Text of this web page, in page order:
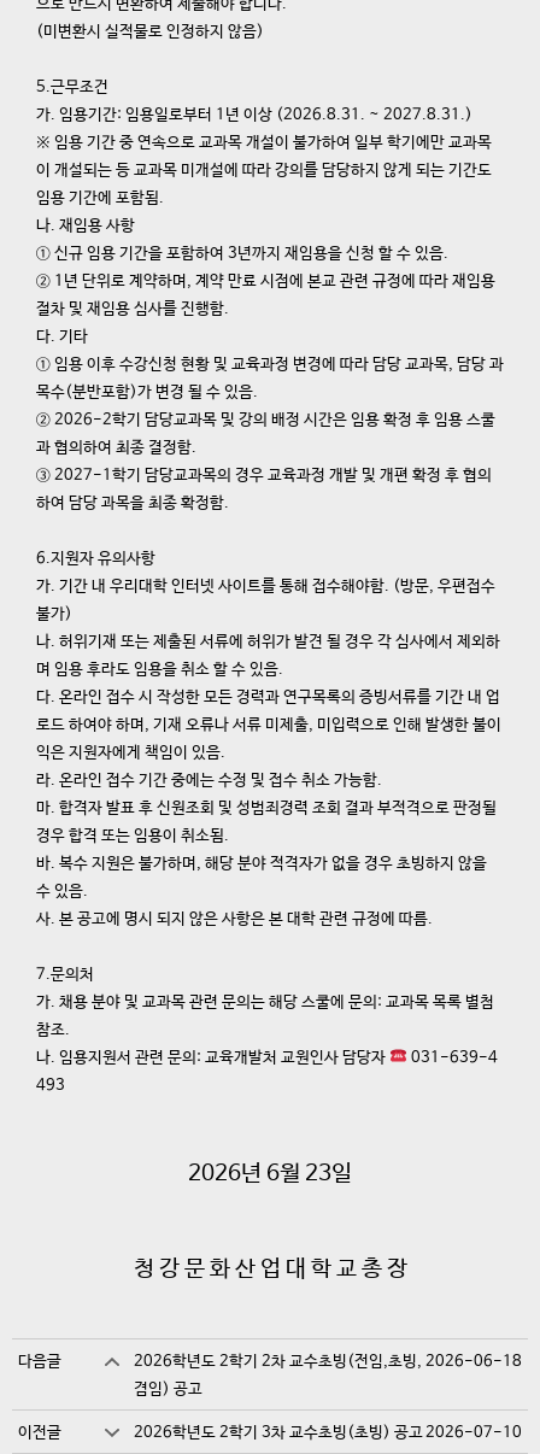
으로 반드시 변환하여 제출해야 합니다.
(미변환시 실적물로 인정하지 않음)
5.근무조건
가. 임용기간: 임용일로부터 1년 이상 (2026.8.31. ~ 2027.8.31.)
※ 임용 기간 중 연속으로 교과목 개설이 불가하여 일부 학기에만 교과목
이 개설되는 등 교과목 미개설에 따라 강의를 담당하지 않게 되는 기간도
임용 기간에 포함됨.
나. 재임용 사항
① 신규 임용 기간을 포함하여 3년까지 재임용을 신청 할 수 있음.
② 1년 단위로 계약하며, 계약 만료 시점에 본교 관련 규정에 따라 재임용
절차 및 재임용 심사를 진행함.
다. 기타
① 임용 이후 수강신청 현황 및 교육과정 변경에 따라 담당 교과목, 담당 과
목수(분반포함)가 변경 될 수 있음.
② 2026-2학기 담당교과목 및 강의 배정 시간은 임용 확정 후 임용 스쿨
과 협의하여 최종 결정함.
③ 2027-1학기 담당교과목의 경우 교육과정 개발 및 개편 확정 후 협의
하여 담당 과목을 최종 확정함.
6.지원자 유의사항
가. 기간 내 우리대학 인터넷 사이트를 통해 접수해야함. (방문, 우편접수
불가)
나. 허위기재 또는 제출된 서류에 허위가 발견 될 경우 각 심사에서 제외하
며 임용 후라도 임용을 취소 할 수 있음.
다. 온라인 접수 시 작성한 모든 경력과 연구목록의 증빙서류를 기간 내 업
로드 하여야 하며, 기재 오류나 서류 미제출, 미입력으로 인해 발생한 불이
익은 지원자에게 책임이 있음.
라. 온라인 접수 기간 중에는 수정 및 접수 취소 가능함.
마. 합격자 발표 후 신원조회 및 성범죄경력 조회 결과 부적격으로 판정될
경우 합격 또는 임용이 취소됨.
바. 복수 지원은 불가하며, 해당 분야 적격자가 없을 경우 초빙하지 않을
수 있음.
사. 본 공고에 명시 되지 않은 사항은 본 대학 관련 규정에 따름.
7.문의처
가. 채용 분야 및 교과목 관련 문의는 해당 스쿨에 문의: 교과목 목록 별첨
참조.
나. 임용지원서 관련 문의: 교육개발처 교원인사 담당자
031-639-4
493
2026년 6월 23일
청 강 문 화 산 업 대 학 교 총 장
다음글
2026학년도 2학기 2차 교수초빙(전임,초빙,
겸임) 공고
2026-06-18
이전글 2026학년도 2학기 3차 교수초빙(초빙) 공고2026-07-10